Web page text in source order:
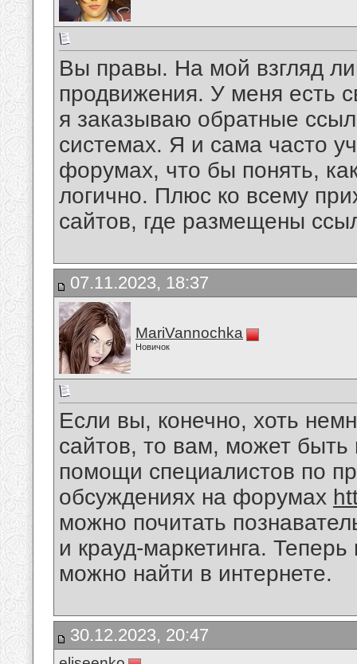
Вы правы. На мой взгляд
продвижения. У меня есть
я заказываю обратные
системах. Я и сама часто
форумах, что бы понять,
логично. Плюс ко всему
сайтов, где размещены
07.11.2023, 18:37
MariVannochka
Новичок
Если вы, конечно, хоть
сайтов, то вам, может быть
помощи специалистов по
обсуждениях на форумах
можно почитать
и крауд-маркетинга.
можно найти в интернете.
30.12.2023, 20:47